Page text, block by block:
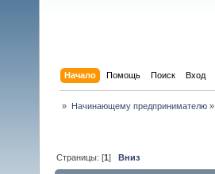
Начало Помощь Поиск Вход
» Начинающему предпринимателю»
Страницы: [1]Вниз